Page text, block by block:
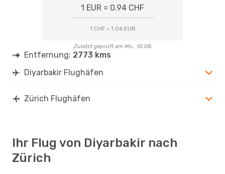
1 EUR = 0.94 CHF
1 CHF = 1.06 EUR
Zuletzt geprüft am Mo., 10.08.
Entfernung: 2773 kms
Diyarbakir Flughäfen
Zürich Flughäfen
Ihr Flug von Diyarbakir nach
Zürich